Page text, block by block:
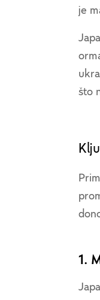
je
što
1.